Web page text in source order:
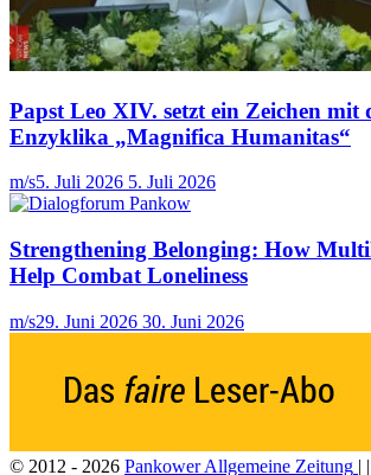
Papst Leo XIV. setzt ein Zeichen mit
Enzyklika „Magnifica Humanitas“
m/s5. Juli 2026 5. Juli 2026
Strengthening Belonging: How
Help Combat Loneliness
m/s29. Juni 2026 30. Juni 2026
© 2012 - 2026 Pankower Allgemeine Zeitung |